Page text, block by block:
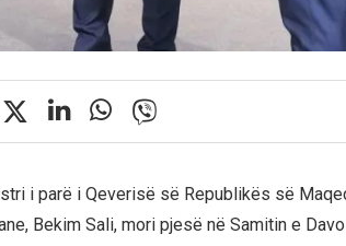
i parë i Qeverisë së Republikës së
Bekim Sali, mori pjesë në Samitin e